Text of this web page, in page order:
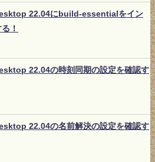
22.04にbuild-essentialをイン
！
22.04の時刻同期の設定を確認す
22.04の名前解決の設定を確認す